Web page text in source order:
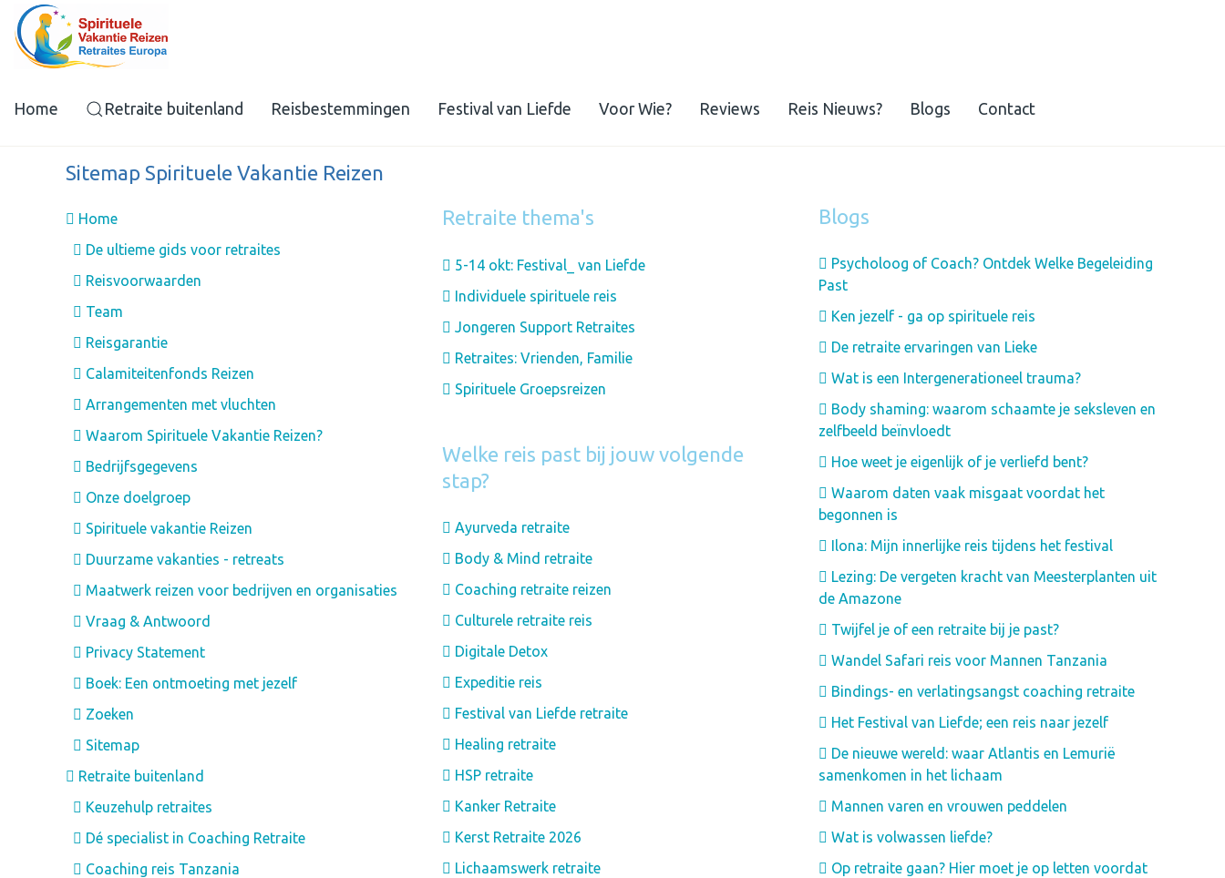
Home Retraite buitenland Reisbestemmingen Festival van Liefde Voor Wie? Reviews Reis Nieuws? Blogs Contact
Sitemap Spirituele Vakantie Reizen
Home
De ultieme gids voor retraites
Reisvoorwaarden
Team
Reisgarantie
Calamiteitenfonds Reizen
Arrangementen met vluchten
Waarom Spirituele Vakantie Reizen?
Bedrijfsgegevens
Onze doelgroep
Spirituele vakantie Reizen
Duurzame vakanties - retreats
Maatwerk reizen voor bedrijven en organisaties
Vraag & Antwoord
Privacy Statement
Boek: Een ontmoeting met jezelf
Zoeken
Sitemap
Retraite buitenland
Keuzehulp retraites
Dé specialist in Coaching Retraite
Coaching reis Tanzania
Retraite thema's
5-14 okt: Festival_ van Liefde
Individuele spirituele reis
Jongeren Support Retraites
Retraites: Vrienden, Familie
Spirituele Groepsreizen
Welke reis past bij jouw volgende
stap?
Ayurveda retraite
Body & Mind retraite
Coaching retraite reizen
Culturele retraite reis
Digitale Detox
Expeditie reis
Festival van Liefde retraite
Healing retraite
HSP retraite
Kanker Retraite
Kerst Retraite 2026
Lichaamswerk retraite
Blogs
Psycholoog of Coach? Ontdek Welke Begeleiding
Past
Ken jezelf - ga op spirituele reis
De retraite ervaringen van Lieke
Wat is een Intergenerationeel trauma?
Body shaming: waarom schaamte je seksleven en
zelfbeeld beïnvloedt
Hoe weet je eigenlijk of je verliefd bent?
Waarom daten vaak misgaat voordat het
begonnen is
Ilona: Mijn innerlijke reis tijdens het festival
Lezing: De vergeten kracht van Meesterplanten uit
de Amazone
Twijfel je of een retraite bij je past?
Wandel Safari reis voor Mannen Tanzania
Bindings- en verlatingsangst coaching retraite
Het Festival van Liefde; een reis naar jezelf
De nieuwe wereld: waar Atlantis en Lemurië
samenkomen in het lichaam
Mannen varen en vrouwen peddelen
Wat is volwassen liefde?
Op retraite gaan? Hier moet je op letten voordat